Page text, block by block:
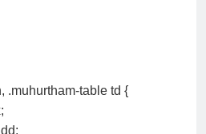
.muhurtham-table td {